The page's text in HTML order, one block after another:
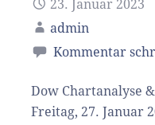
23. Januar 2023
admin
Kommentar
Dow Chartanalyse
Freitag, 27. Januar